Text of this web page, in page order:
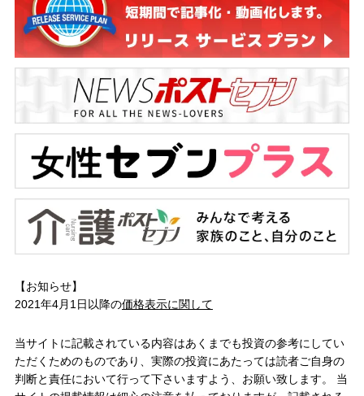
【お知らせ】
2021年4月1日以降の価格表示に関して
当サイトに記載されている内容はあくまでも投資の参考にしてい
ただくためのものであり、実際の投資にあたっては読者ご自身の
判断と責任において行って下さいますよう、お願い致します。 当